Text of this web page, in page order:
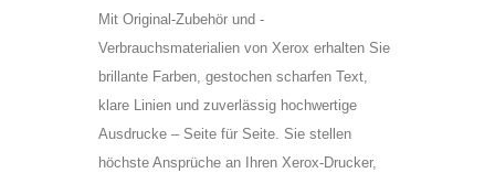
Mit Original-Zubehör und -
Verbrauchsmaterialien von Xerox erhalten Sie
brillante Farben, gestochen scharfen Text,
klare Linien und zuverlässig hochwertige
Ausdrucke – Seite für Seite. Sie stellen
höchste Ansprüche an Ihren Xerox-Drucker,